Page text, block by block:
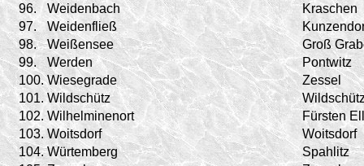
96.
Weidenbach
Kraschen
97.
Weidenfließ
98.
Weißensee
Groß
99.
Werden
Pontwitz
100. Wiesegrade
Zessel
101. Wildschütz
102. Wilhelminenort
Fürsten
103. Woitsdorf
Woitsdorf
104. Würtemberg
Spahlitz